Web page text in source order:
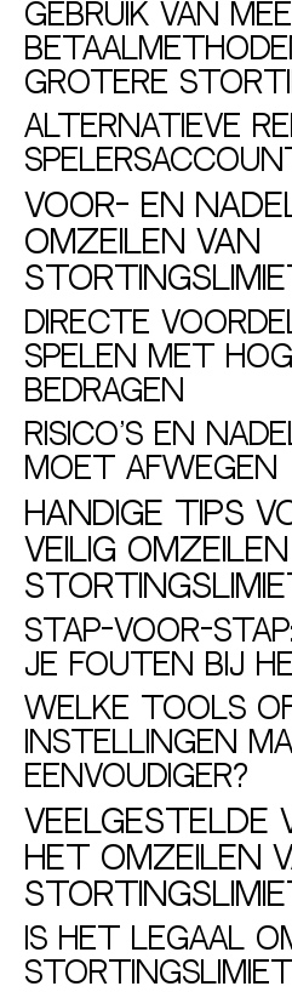
Gebruik van
grotere
Alternatieve
Voor- en
omzeilen van
Directe
spelen met
bedragen
Risico’s en
moet afwegen
Handige tips
veilig
Stap-voor-
je fouten bij
Welke tools
instellingen
eenvoudiger?
Veelgestelde
het omzeilen
Is het legaal